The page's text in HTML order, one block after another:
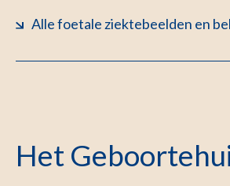
Alle foetale ziektebeelden en
Het